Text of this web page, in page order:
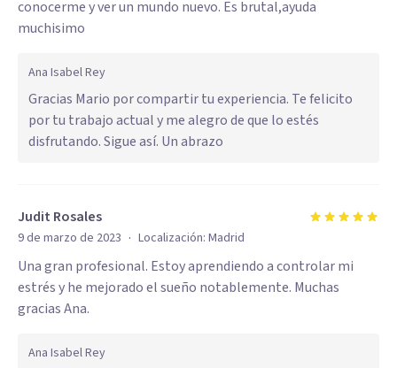
conocerme y ver un mundo nuevo. Es brutal,ayuda
muchisimo
Ana Isabel Rey
Gracias Mario por compartir tu experiencia. Te felicito
por tu trabajo actual y me alegro de que lo estés
disfrutando. Sigue así. Un abrazo
Judit Rosales
9 de marzo de 2023 · Localización: Madrid
Una gran profesional. Estoy aprendiendo a controlar mi
estrés y he mejorado el sueño notablemente. Muchas
gracias Ana.
Ana Isabel Rey